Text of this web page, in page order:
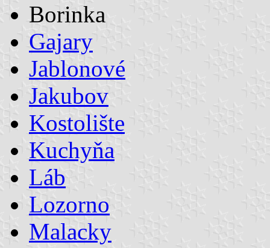
Borinka
Gajary
Jablonové
Jakubov
Kostolište
Kuchyňa
Láb
Lozorno
Malacky